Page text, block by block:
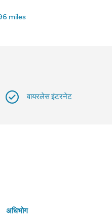
miles
वायरलेस इंटरनेट
अधिभोग